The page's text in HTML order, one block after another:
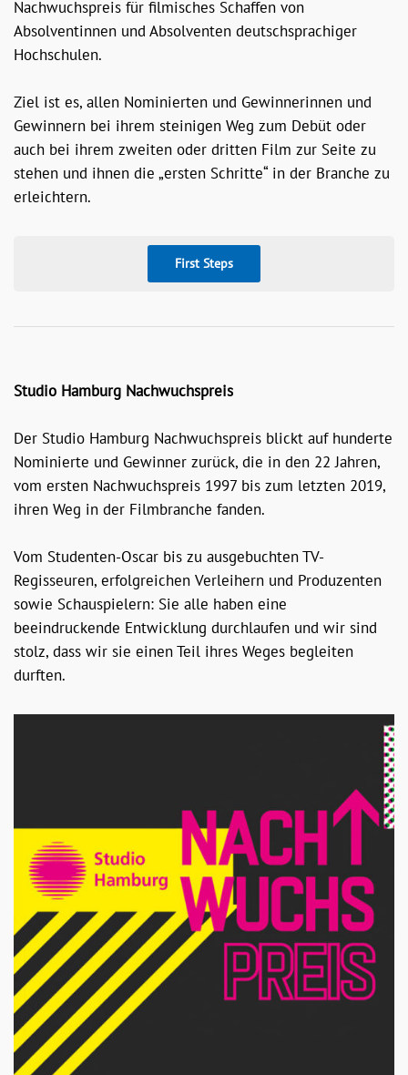
Nachwuchspreis für filmisches Schaffen von
Absolventinnen und Absolventen deutschsprachiger
Hochschulen.
Ziel ist es, allen Nominierten und Gewinnerinnen und
Gewinnern bei ihrem steinigen Weg zum Debüt oder
auch bei ihrem zweiten oder dritten Film zur Seite zu
stehen und ihnen die „ersten Schritte“ in der Branche zu
erleichtern.
First Steps
Studio Hamburg Nachwuchspreis
Der Studio Hamburg Nachwuchspreis blickt auf hunderte
Nominierte und Gewinner zurück, die in den 22 Jahren,
vom ersten Nachwuchspreis 1997 bis zum letzten 2019,
ihren Weg in der Filmbranche fanden.
Vom Studenten-Oscar bis zu ausgebuchten TV-
Regisseuren, erfolgreichen Verleihern und Produzenten
sowie Schauspielern: Sie alle haben eine
beeindruckende Entwicklung durchlaufen und wir sind
stolz, dass wir sie einen Teil ihres Weges begleiten
durften.